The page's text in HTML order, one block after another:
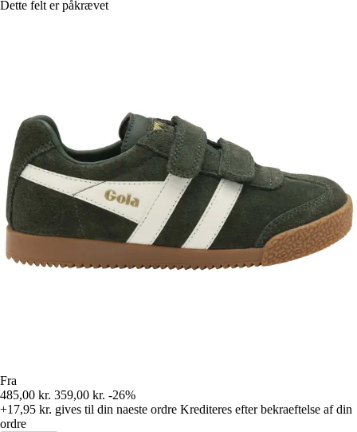
Dette felt er påkrævet
Fra
485,00 kr. 359,00 kr. -26%
+17,95 kr. gives til din naeste ordre Krediteres efter bekraeftelse af din
ordre